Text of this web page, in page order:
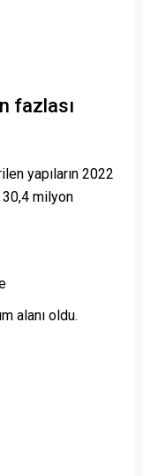
fazlası
yapıların 2022
30,4 milyon
alanı oldu.